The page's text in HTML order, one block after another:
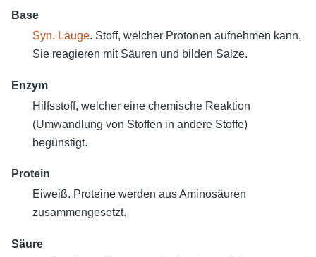
Base
Syn. Lauge. Stoff, welcher Protonen aufnehmen kann.
Sie reagieren mit Säuren und bilden Salze.
Enzym
Hilfsstoff, welcher eine chemische Reaktion
(Umwandlung von Stoffen in andere Stoffe)
begünstigt.
Protein
Eiweiß. Proteine werden aus Aminosäuren
zusammengesetzt.
Säure